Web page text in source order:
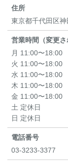
住所
東京都千代田区
営業時間（変更さ
月 11:00〜18:00
火 11:00〜18:00
水 11:00〜18:00
木 11:00〜18:00
金 11:00〜18:00
土 定休日
日 定休日
電話番号
03-3233-3377